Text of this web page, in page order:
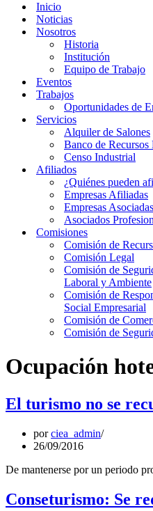
Inicio
Noticias
Nosotros
Historia
Institución
Equipo de Trabajo
Eventos
Trabajos
Oportunidades de
Servicios
Alquiler de Salones
Banco de Recursos
Censo Industrial
Afiliados
¿Quiénes pueden
Empresas Afiliadas
Empresas Asociadas
Asociados
Comisiones
Comisión de
Comisión Legal
Comisión de
Laboral y Ambiente
Comisión de
Social Empresarial
Comisión de
Comisión de
Ocupación
El turismo no se
porciea_admin
26/09/2016
De mantenerse por un periodo
Conseturismo: Se